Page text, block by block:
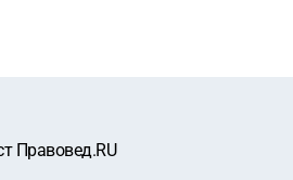
Правовед.RU